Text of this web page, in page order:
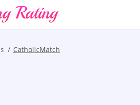
CatholicMatch